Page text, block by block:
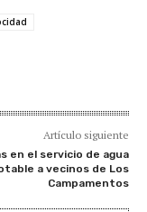
Artículo siguiente
en el servicio de agua
a vecinos de Los
Campamentos